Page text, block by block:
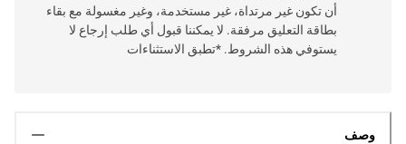
أن تكون غير مرتداة، غير مستخدمة، وغير مغسولة مع بقاء
بطاقة التعليق مرفقة. لا يمكننا قبول أي طلب إرجاع لا
يستوفي هذه الشروط. *تطبق الاستثناءات
وصف